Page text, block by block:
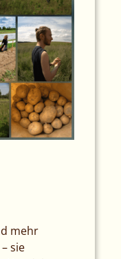
mehr
sie